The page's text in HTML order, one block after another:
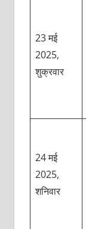
23 मई
2025,
शुक्रवार
24 मई
2025,
शनिवार